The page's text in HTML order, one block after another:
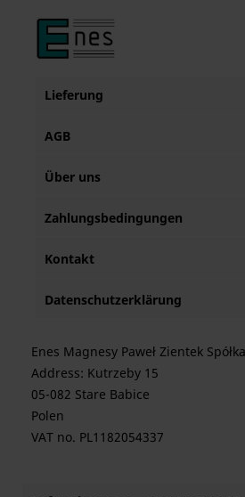
Lieferung
AGB
Über uns
Zahlungsbedingungen
Kontakt
Datenschutzerklärung
Enes Magnesy Paweł Zientek
Address: Kutrzeby 15
05-082 Stare Babice
Polen
VAT no. PL1182054337